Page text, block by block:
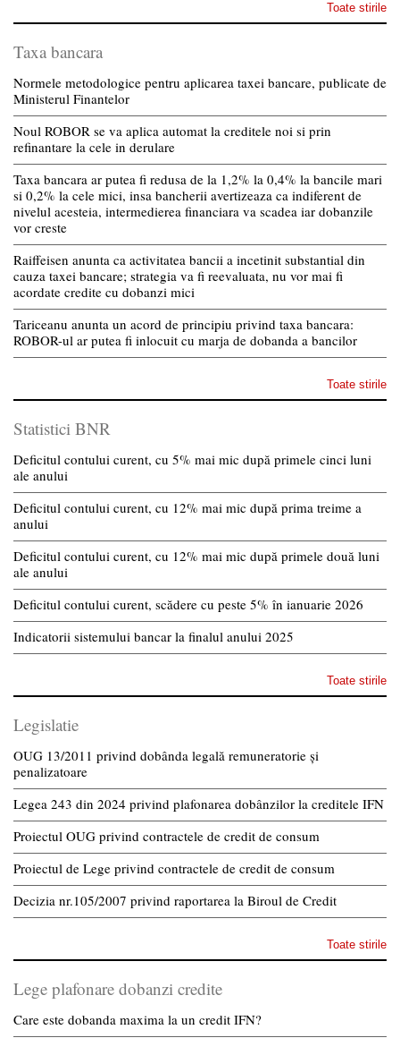
Toate stirile
Taxa bancara
Normele metodologice pentru aplicarea taxei bancare, publicate de
Ministerul Finantelor
Noul ROBOR se va aplica automat la creditele noi si prin
refinantare la cele in derulare
Taxa bancara ar putea fi redusa de la 1,2% la 0,4% la bancile mari
si 0,2% la cele mici, insa bancherii avertizeaza ca indiferent de
nivelul acesteia, intermedierea financiara va scadea iar dobanzile
vor creste
Raiffeisen anunta ca activitatea bancii a incetinit substantial din
cauza taxei bancare; strategia va fi reevaluata, nu vor mai fi
acordate credite cu dobanzi mici
Tariceanu anunta un acord de principiu privind taxa bancara:
ROBOR-ul ar putea fi inlocuit cu marja de dobanda a bancilor
Toate stirile
Statistici BNR
Deficitul contului curent, cu 5% mai mic după primele cinci luni
ale anului
Deficitul contului curent, cu 12% mai mic după prima treime a
anului
Deficitul contului curent, cu 12% mai mic după primele două luni
ale anului
Deficitul contului curent, scădere cu peste 5% în ianuarie 2026
Indicatorii sistemului bancar la finalul anului 2025
Toate stirile
Legislatie
OUG 13/2011 privind dobânda legală remuneratorie și
penalizatoare
Legea 243 din 2024 privind plafonarea dobânzilor la creditele IFN
Proiectul OUG privind contractele de credit de consum
Proiectul de Lege privind contractele de credit de consum
Decizia nr.105/2007 privind raportarea la Biroul de Credit
Toate stirile
Lege plafonare dobanzi credite
Care este dobanda maxima la un credit IFN?